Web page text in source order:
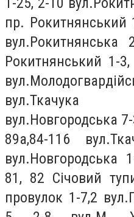
пр. Рокитнянський
Рокитнянський 1-
вул.Ткачука
вул.Новгородська
89а,84-116
вул.Новгородська
81, 82 Сiчовий
провулок 1-7,2